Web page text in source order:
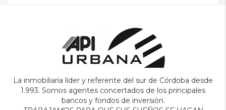
La inmobiliaria líder y referente del sur de Córdoba desde
1.993. Somos agentes concertados de los principales
bancos y fondos de inversión.